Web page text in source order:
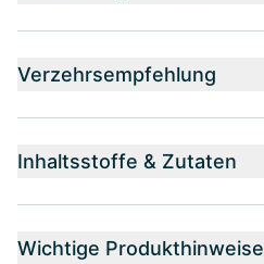
Verzehrsempfehlung
Inhaltsstoffe & Zutaten
Wichtige Produkthinweise